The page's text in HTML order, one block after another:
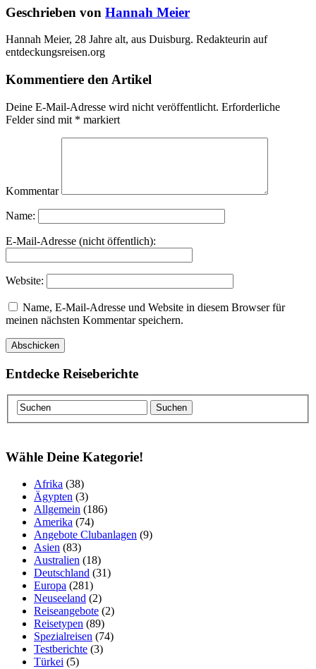
Geschrieben von Hannah Meier
Hannah Meier, 28 Jahre alt, aus Duisburg. Redakteurin auf
entdeckungsreisen.org
Kommentiere den Artikel
Deine E-Mail-Adresse wird nicht veröffentlicht. Erforderliche
Felder sind mit * markiert
Kommentar
Name:
E-Mail-Adresse (nicht öffentlich):
Website:
Name, E-Mail-Adresse und Website in diesem Browser für
meinen nächsten Kommentar speichern.
Entdecke Reiseberichte
Wähle Deine Kategorie!
Afrika (38)
Ägypten (3)
Allgemein (186)
Amerika (74)
Angebote Clubanlagen (9)
Asien (83)
Australien (18)
Deutschland (31)
Europa (281)
Neuseeland (2)
Reiseangebote (2)
Reisetypen (89)
Spezialreisen (74)
Testberichte (3)
Türkei (5)